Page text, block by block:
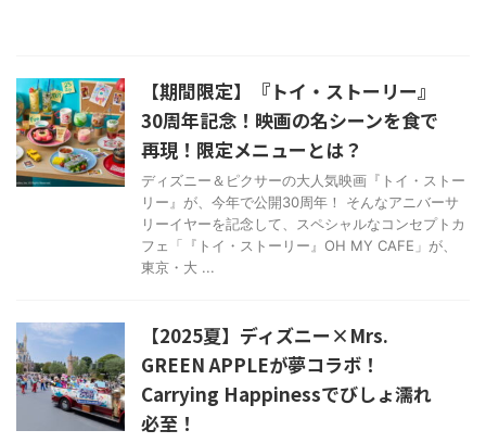
【期間限定】『トイ・ストーリー』
30周年記念！映画の名シーンを食で
再現！限定メニューとは？
ディズニー＆ピクサーの大人気映画『トイ・ストー
リー』が、今年で公開30周年！ そんなアニバーサ
リーイヤーを記念して、スペシャルなコンセプトカ
フェ「『トイ・ストーリー』OH MY CAFE」が、
東京・大 ...
【2025夏】ディズニー×Mrs.
GREEN APPLEが夢コラボ！
Carrying Happinessでびしょ濡れ
必至！